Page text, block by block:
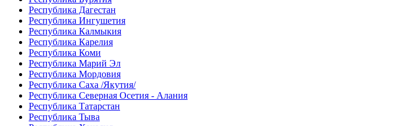
Республика Дагестан
Республика Ингушетия
Республика Калмыкия
Республика Карелия
Республика Коми
Республика Марий Эл
Республика Мордовия
Республика Саха /Якутия/
Республика Северная Осетия - Алания
Республика Татарстан
Республика Тыва